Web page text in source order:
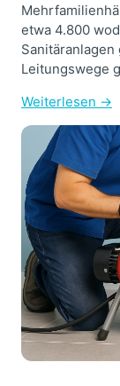
etwa 4.800
Leitungswege
Weiterlesen →